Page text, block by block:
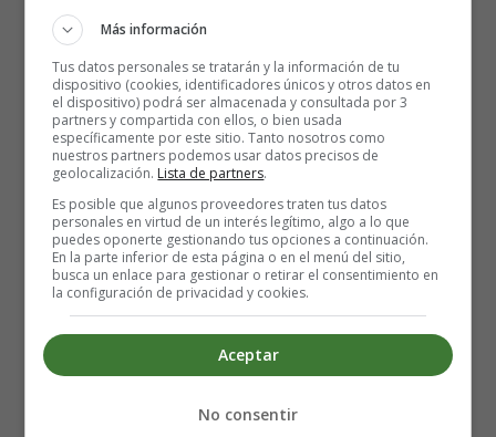
Otros recipientes aptos para el
congelador
Puedes utilizar cualquier recipiente apto para el
congelador que tengas en tu cocina para guardar la
comida de tu bebé. Congelar la comida del bebé en los
recipientes que ya tienes en casa te resultará obviamente
económico, ya que no tendrás que comprar nada nuevo.
¿Cuánto tiempo se puede
Más información
Tus datos personales se tratarán y la información de tu
dispositivo (cookies, identificadores únicos y otros datos en
el dispositivo) podrá ser almacenada y consultada por 3
partners y compartida con ellos, o bien usada
específicamente por este sitio. Tanto nosotros como
nuestros partners podemos usar datos precisos de
geolocalización. Lista de partners.
Es posible que algunos proveedores traten tus datos
personales en virtud de un interés legítimo, algo a lo que
puedes oponerte gestionando tus opciones a continuación.
En la parte inferior de esta página o en el menú del sitio,
busca un enlace para gestionar o retirar el consentimiento en
la configuración de privacidad y cookies.
Aceptar
No consentir